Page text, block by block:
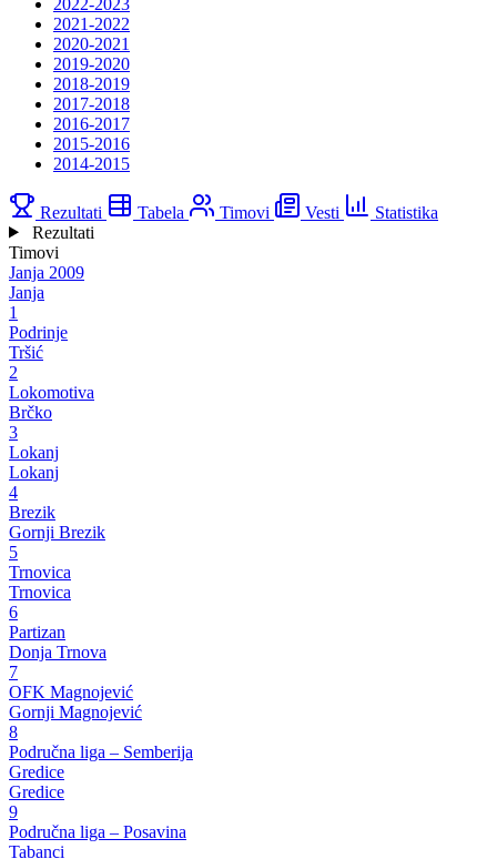
2021-2022
2020-2021
2019-2020
2018-2019
2017-2018
2016-2017
2015-2016
2014-2015
Rezultati Tabela Timovi Vesti
Statistika
Rezultati
Timovi
Janja 2009
Janja
1
Podrinje
Tršić
2
Lokomotiva
Brčko
3
Lokanj
Lokanj
4
Brezik
Gornji Brezik
5
Trnovica
Trnovica
6
Partizan
Donja Trnova
7
OFK Magnojević
Gornji Magnojević
8
Područna liga – Semberija
Gredice
Gredice
9
Područna liga – Posavina
Tabanci